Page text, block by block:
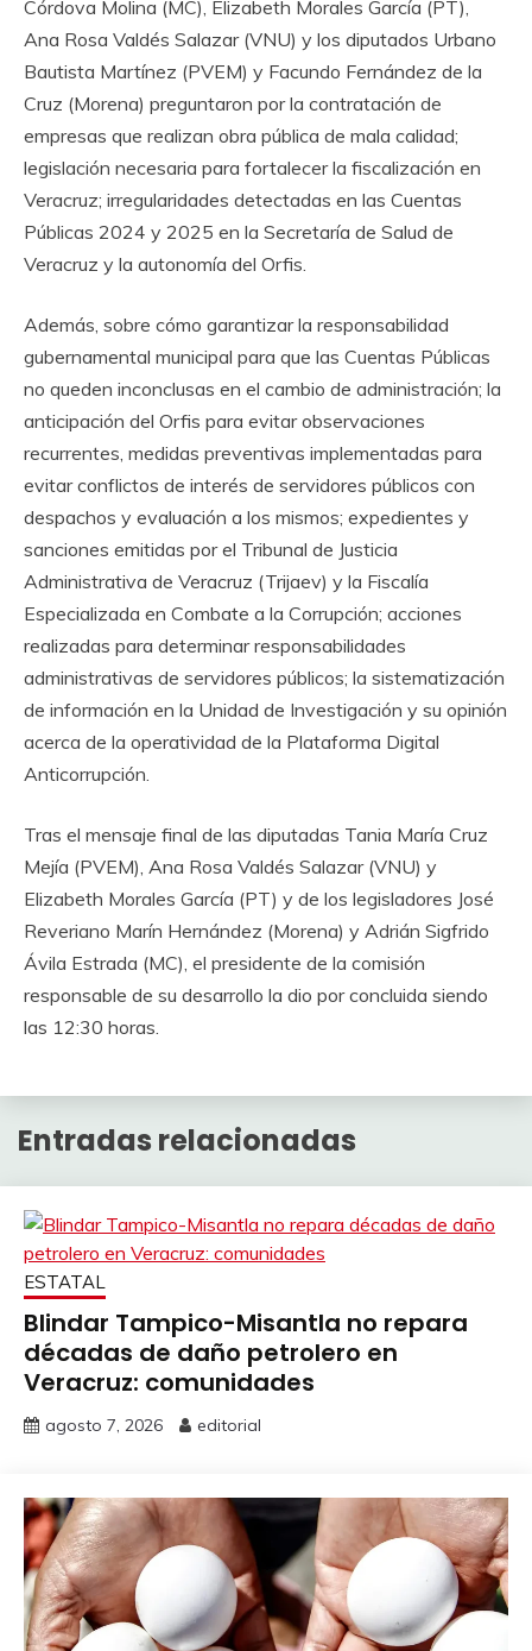
Córdova Molina (MC), Elizabeth Morales García (PT),
Ana Rosa Valdés Salazar (VNU) y los diputados Urbano
Bautista Martínez (PVEM) y Facundo Fernández de la
Cruz (Morena) preguntaron por la contratación de
empresas que realizan obra pública de mala calidad;
legislación necesaria para fortalecer la fiscalización en
Veracruz; irregularidades detectadas en las Cuentas
Públicas 2024 y 2025 en la Secretaría de Salud de
Veracruz y la autonomía del Orfis.
Además, sobre cómo garantizar la responsabilidad
gubernamental municipal para que las Cuentas Públicas
no queden inconclusas en el cambio de administración; la
anticipación del Orfis para evitar observaciones
recurrentes, medidas preventivas implementadas para
evitar conflictos de interés de servidores públicos con
despachos y evaluación a los mismos; expedientes y
sanciones emitidas por el Tribunal de Justicia
Administrativa de Veracruz (Trijaev) y la Fiscalía
Especializada en Combate a la Corrupción; acciones
realizadas para determinar responsabilidades
administrativas de servidores públicos; la sistematización
de información en la Unidad de Investigación y su opinión
acerca de la operatividad de la Plataforma Digital
Anticorrupción.
Tras el mensaje final de las diputadas Tania María Cruz
Mejía (PVEM), Ana Rosa Valdés Salazar (VNU) y
Elizabeth Morales García (PT) y de los legisladores José
Reveriano Marín Hernández (Morena) y Adrián Sigfrido
Ávila Estrada (MC), el presidente de la comisión
responsable de su desarrollo la dio por concluida siendo
las 12:30 horas.
Entradas relacionadas
ESTATAL
Blindar Tampico-Misantla no repara
décadas de daño petrolero en
Veracruz: comunidades
agosto 7, 2026 editorial